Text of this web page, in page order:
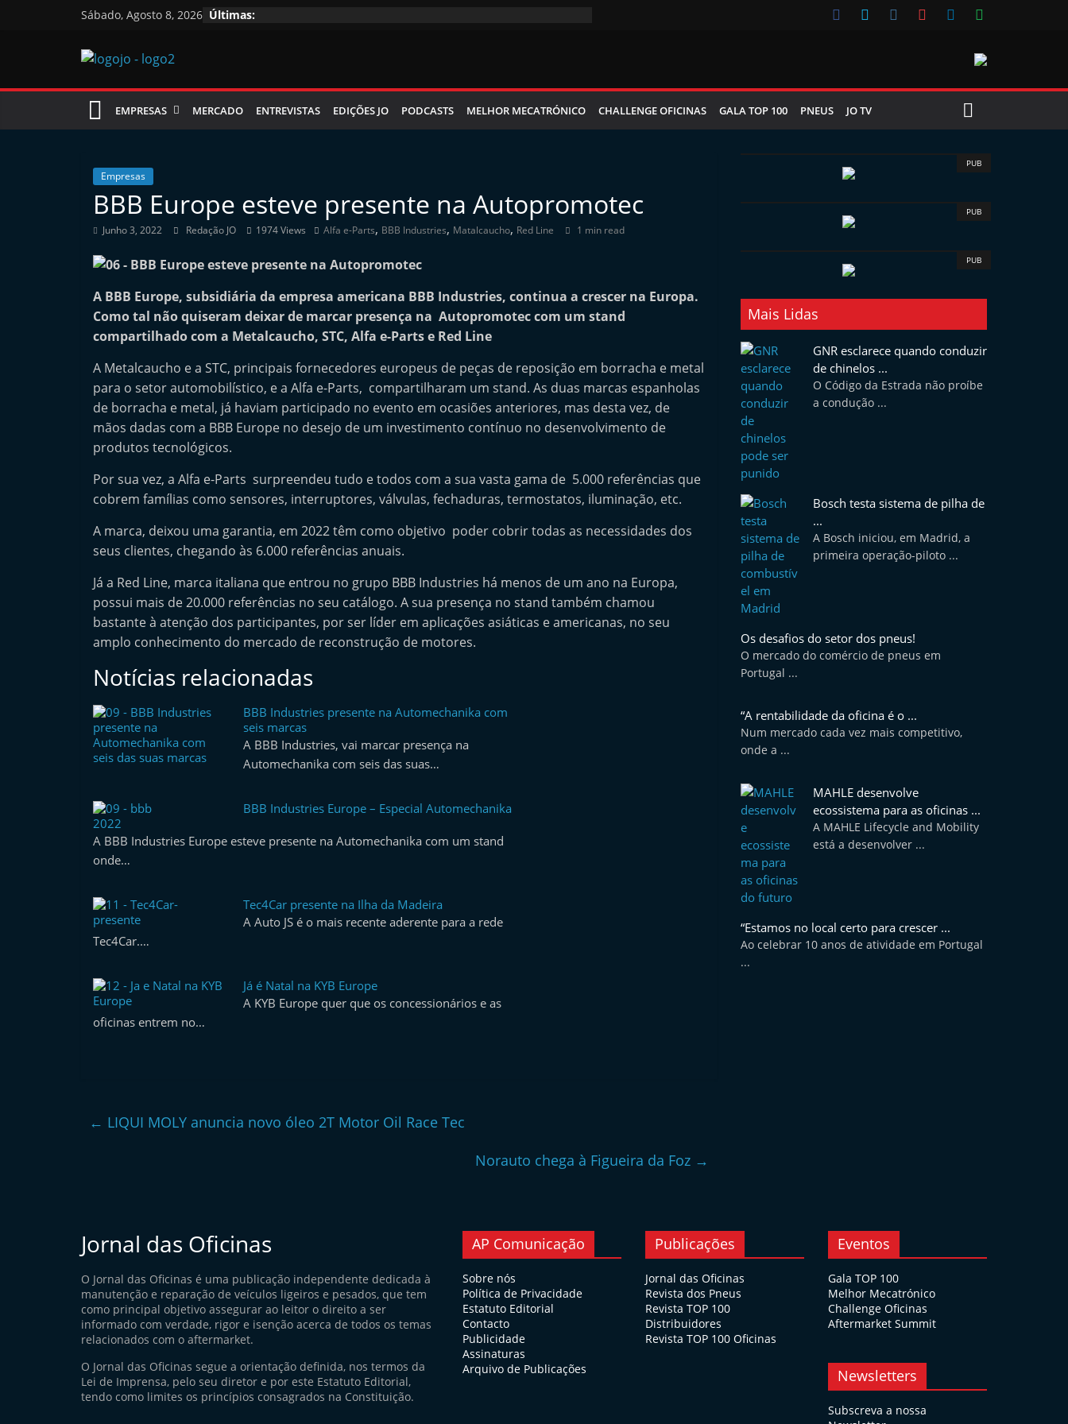
Sábado, Agosto 8, 2026 Últimas:
Jornal
das
Oficinas
m
u
g
a
l
EMPRESAS MERCADO ENTREVISTAS EDIÇÕES JO PODCASTS MELHOR MECATRÓNICO CHALLENGE OFICINAS GALA TOP 100 PNEUS JO TV
Empresas
BBB Europe esteve presente na Autopromotec
Junho 3, 2022 Redação JO 1974 Views Alfa e-Parts, BBB Industries, Matalcaucho, Red Line 1 min read
A BBB Europe, subsidiária da empresa americana BBB Industries, continua a crescer na Europa.
Como tal não quiseram deixar de marcar presença na Autopromotec com um stand
compartilhado com a Metalcaucho, STC, Alfa e-Parts e Red Line
A Metalcaucho e a STC, principais fornecedores europeus de peças de reposição em borracha e metal
para o setor automobilístico, e a Alfa e-Parts, compartilharam um stand. As duas marcas espanholas
de borracha e metal, já haviam participado no evento em ocasiões anteriores, mas desta vez, de
mãos dadas com a BBB Europe no desejo de um investimento contínuo no desenvolvimento de
produtos tecnológicos.
Por sua vez, a Alfa e-Parts surpreendeu tudo e todos com a sua vasta gama de 5.000 referências que
cobrem famílias como sensores, interruptores, válvulas, fechaduras, termostatos, iluminação, etc.
A marca, deixou uma garantia, em 2022 têm como objetivo poder cobrir todas as necessidades dos
seus clientes, chegando às 6.000 referências anuais.
Já a Red Line, marca italiana que entrou no grupo BBB Industries há menos de um ano na Europa,
possui mais de 20.000 referências no seu catálogo. A sua presença no stand também chamou
bastante à atenção dos participantes, por ser líder em aplicações asiáticas e americanas, no seu
amplo conhecimento do mercado de reconstrução de motores.
Notícias relacionadas
BBB Industries presente na Automechanika com
seis marcas
A BBB Industries, vai marcar presença na
Automechanika com seis das suas…
BBB Industries Europe – Especial Automechanika
2022
A BBB Industries Europe esteve presente na Automechanika com um stand
onde…
Tec4Car presente na Ilha da Madeira
A Auto JS é o mais recente aderente para a rede
Tec4Car.…
Já é Natal na KYB Europe
A KYB Europe quer que os concessionários e as
oficinas entrem no…
← LIQUI MOLY anuncia novo óleo 2T Motor Oil Race Tec
Norauto chega à Figueira da Foz →
PUB
PUB
PUB
Mais Lidas
GNR esclarece quando conduzir
de chinelos ...
O Código da Estrada não proíbe
a condução ...
Bosch testa sistema de pilha de
...
A Bosch iniciou, em Madrid, a
primeira operação-piloto ...
Os desafios do setor dos pneus!
O mercado do comércio de pneus em
Portugal ...
“A rentabilidade da oficina é o ...
Num mercado cada vez mais competitivo,
onde a ...
MAHLE desenvolve
ecossistema para as oficinas ...
A MAHLE Lifecycle and Mobility
está a desenvolver ...
“Estamos no local certo para crescer ...
Ao celebrar 10 anos de atividade em Portugal
...
Jornal das Oficinas
O Jornal das Oficinas é uma publicação independente dedicada à
manutenção e reparação de veículos ligeiros e pesados, que tem
como principal objetivo assegurar ao leitor o direito a ser
informado com verdade, rigor e isenção acerca de todos os temas
relacionados com o aftermarket.
O Jornal das Oficinas segue a orientação definida, nos termos da
Lei de Imprensa, pelo seu diretor e por este Estatuto Editorial,
tendo como limites os princípios consagrados na Constituição.
AP Comunicação
Sobre nós
Política de Privacidade
Estatuto Editorial
Contacto
Publicidade
Assinaturas
Arquivo de Publicações
Publicações
Jornal das Oficinas
Revista dos Pneus
Revista TOP 100
Distribuidores
Revista TOP 100 Oficinas
Eventos
Gala TOP 100
Melhor Mecatrónico
Challenge Oficinas
Aftermarket Summit
Newsletters
Subscreva a nossa